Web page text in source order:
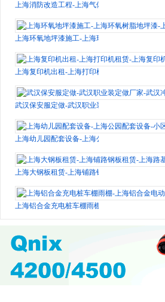
上海消防改造工程-上海气体灭火工程-上海消防
上海环氧地坪漆施工-上海环氧树脂地坪漆-上
上海复印机出租-上海打印机租赁-上海复印机维
武汉保安服定做-武汉职业装定做厂家-武汉冲
上海幼儿园配套设备-上海公园配套设备-小区
上海大钢板租赁-上海铺路钢板租赁-上海路基箱
上海铝合金充电桩车棚雨棚-上海铝合金电动